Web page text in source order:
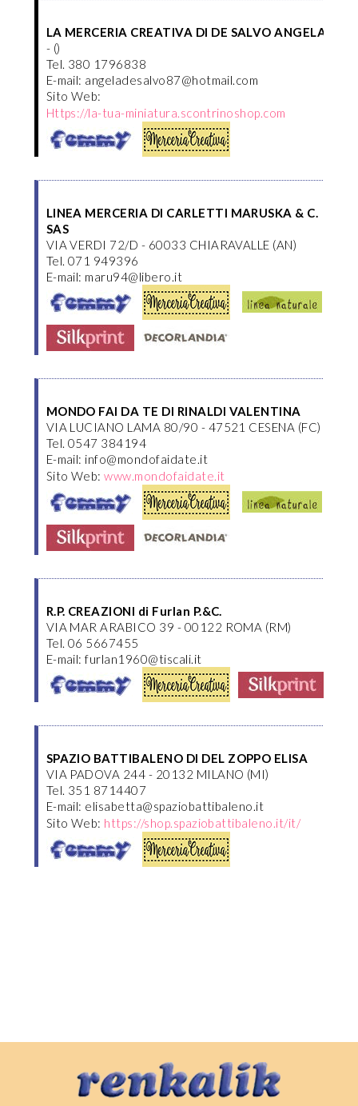
LA MERCERIA CREATIVA DI DE SALVO ANGELA
- ()
Tel. 380 1796838
E-mail: angeladesalvo87@hotmail.com
Sito Web:
Https://la-tua-miniatura.scontrinoshop.com
LINEA MERCERIA DI CARLETTI MARUSKA & C.
SAS
VIA VERDI 72/D - 60033 CHIARAVALLE (AN)
Tel. 071 949396
E-mail: maru94@libero.it
MONDO FAI DA TE DI RINALDI VALENTINA
VIA LUCIANO LAMA 80/90 - 47521 CESENA (FC)
Tel. 0547 384194
E-mail: info@mondofaidate.it
Sito Web:www.mondofaidate.it
R.P. CREAZIONI di Furlan P.&C.
VIA MAR ARABICO 39 - 00122 ROMA (RM)
Tel. 06 5667455
E-mail: furlan1960@tiscali.it
SPAZIO BATTIBALENO DI DEL ZOPPO ELISA
VIA PADOVA 244 - 20132 MILANO (MI)
Tel. 351 8714407
E-mail: elisabetta@spaziobattibaleno.it
Sito Web: https://shop.spaziobattibaleno.it/it/